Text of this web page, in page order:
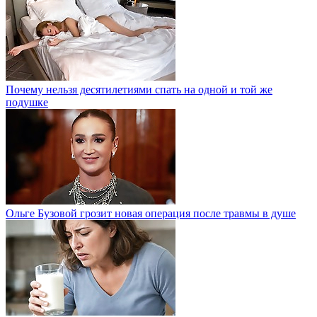
Почему нельзя десятилетиями спать на одной и той же
подушке
Ольге Бузовой грозит новая операция после травмы в душе